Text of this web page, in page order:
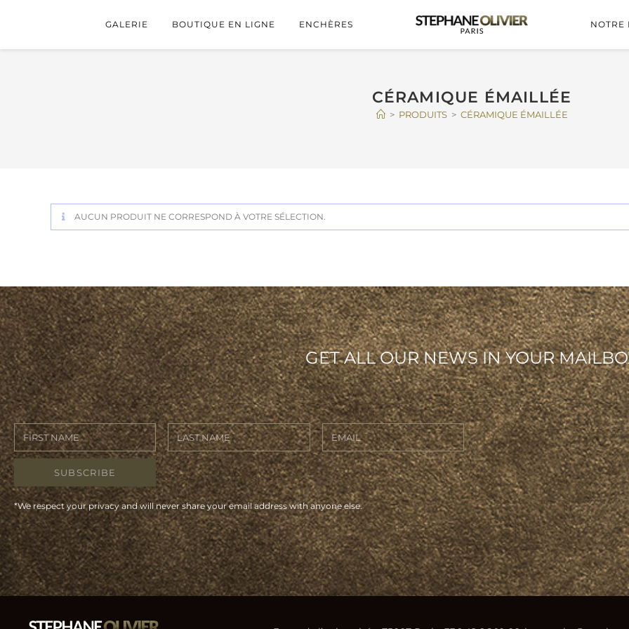
ENCHÈRES
BOUTIQUE EN LIGNE
GALERIE NOTRE
CÉRAMIQUE ÉMAILLÉE
> PRODUITS > CÉRAMIQUE ÉMAILLÉE
AUCUN PRODUIT NE CORRESPOND À VOTRE SÉLECTION.
GET ALL OUR NEWS IN YOUR
SUBSCRIBE
*We respect your privacy and will never share your email address with anyone else.